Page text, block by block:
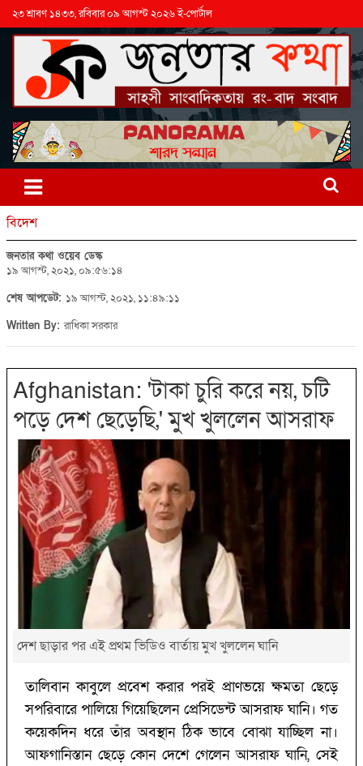
২৩ শ্রাবণ ১৪৩৩, রবিবার ০৯ আগস্ট ২০২৬ ই-পোর্টাল
বিদেশ
জনতার কথা ওয়েব ডেস্ক
১৯ আগস্ট, ২০২১, ০৯:৫৬:১৪
শেষ আপডেট: ১৯ আগস্ট, ২০২১, ১১:৪৯:১১
Written By:রাধিকা সরকার
Afghanistan: 'টাকা চুরি করে নয়, চটি
পড়ে দেশ ছেড়েছি,' মুখ খুললেন আসরাফ
দেশ ছাড়ার পর এই প্রথম ভিডিও বার্তায় মুখ খুললেন ঘানি
তালিবান কাবুলে প্রবেশ করার পরই প্রাণভয়ে ক্ষমতা ছেড়ে
সপরিবারে পালিয়ে গিয়েছিলেন প্রেসিডেন্ট আসরাফ ঘানি। গত
কয়েকদিন ধরে তাঁর অবস্থান ঠিক ভাবে বোঝা যাচ্ছিল না।
আফগানিস্তান ছেড়ে কোন দেশে গেলেন আসরাফ ঘানি, সেই